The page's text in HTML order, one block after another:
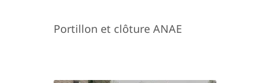
Portillon et clôture ANAE